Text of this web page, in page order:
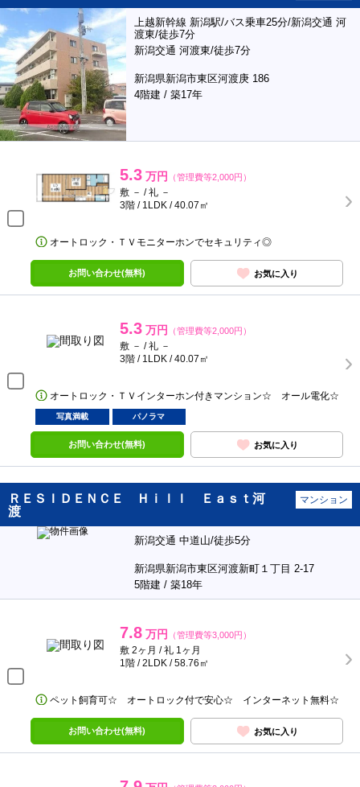
上越新幹線 新潟駅/バス乗車25分/新潟交通 河
渡東/徒歩7分
新潟交通 河渡東/徒歩7分
新潟県新潟市東区河渡庚 186
4階建 / 築17年
5.3 万円 （管理費等2,000円）
敷 － / 礼 －
3階 / 1LDK / 40.07㎡
オートロック・ＴＶモニターホンでセキュリティ◎
お問い合わせ(無料) お気に入り
5.3 万円 （管理費等2,000円）
敷 － / 礼 －
3階 / 1LDK / 40.07㎡
オートロック・ＴＶインターホン付きマンション☆ オール電化☆
写真満載 パノラマ
お問い合わせ(無料) お気に入り
ＲＥＳＩＤＥＮＣＥ Ｈｉｌｌ Ｅａｓｔ河
渡
マンション
新潟交通 中道山/徒歩5分
新潟県新潟市東区河渡新町１丁目 2-17
5階建 / 築18年
7.8 万円 （管理費等3,000円）
敷 2ヶ月 / 礼 1ヶ月
1階 / 2LDK / 58.76㎡
ペット飼育可☆ オートロック付で安心☆ インターネット無料☆
お問い合わせ(無料) お気に入り